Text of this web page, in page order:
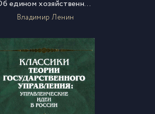
Об едином хозяйственном плане
Владимир Ленин